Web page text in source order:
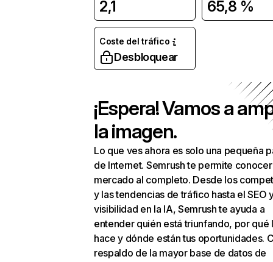
2,1 65,8 %
Coste del tráfico
Desbloquear
¡Espera! Vamos a
la imagen.
Lo que ves ahora es solo una pequeña
de Internet. Semrush te permite
mercado al completo. Desde los
y las tendencias de tráfico hasta el SEO
visibilidad en la IA, Semrush te ayuda a
entender quién está triunfando, por qué
hace y dónde están tus oportunidades.
respaldo de la mayor base de datos de